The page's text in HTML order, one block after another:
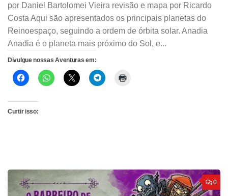
por Daniel Bartolomei Vieira revisão e mapa por Ricardo
Costa Aqui são apresentados os principais planetas do
Reinoespaço, seguindo a ordem de órbita solar. Anadia
Anadia é o planeta mais próximo do Sol, e...
Divulgue nossas Aventuras em:
Curtir isso:
0